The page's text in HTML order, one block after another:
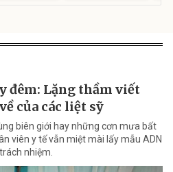
đêm: Lặng thầm viết
của các liệt sỹ
biên giới hay những cơn mưa bất
viên y tế vẫn miệt mài lấy mẫu ADN
nhiệm.